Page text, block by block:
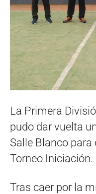
La Primera
pudo dar vuelta
Salle Blanco para
Torneo Iniciación.
Tras caer por la